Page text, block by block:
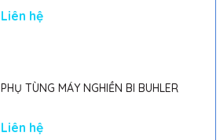
Liên hệ
PHỤ TÙNG MÁY NGHIỀN BI BUHLER
Liên hệ